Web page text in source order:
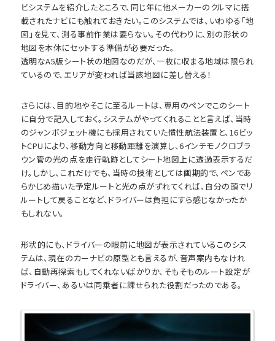
ビシステムを紹介したところで、同じ年に他メーカーのクルマに搭
載されたナビにも触れておきたい。このシステムでは、いわゆる「地
図」を見て、測る事前作業は要らない。その代わりに、別の形状の
地図を本体にセットする準備が必要だった。
透明なA5版シート状の地図なのだが、一枚に収まる地域は限られ
ているので、エリアが変われば当該地図に差し替える！
さらには、目的地やそこに至るルートは、専用のペンでこのシート
に自分で記入しておく。システムがやってくれることと言えば、当時
のジャンボジェット機にも採用されていた慣性航法装置と、16ビッ
トCPUにより、移動方向と移動距離を演算し、6インチモノクロブラ
ウン管の光の点を走行軌跡としてシート地図上に透過表示するだ
け。しかし、これだけでも、当時の技術としては画期的で、ペンであ
らかじめ描いた予定ルートと光の点がずれてくれば、自分の頭でリ
ルートして戻ることなど、ドライバーは負担にすら感じなかったか
もしれない。
形状的にも、ドライバーの眼前に地図が表示されているこのシス
テムは、現在のカーナビの原型とも言えるが、音声案内もなけれ
ば、自動再探索もしてくれないばかりか、そもそものルート設定が
ドライバー、あるいは同乗者に課せられた役割だったのである。